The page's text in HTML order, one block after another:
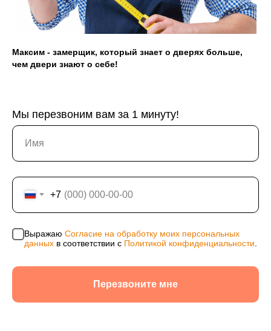
Максим - замерщик, который знает о дверях больше,
чем двери знают о себе!
Мы перезвоним вам за 1 минуту!
+7
Выражаю Согласие на обработку моих персональных
данных в соответствии с Политикой конфиденциальности
Перезвоните мне
Юридическая информация: ИП Хвостов Алексей
Александрович, ИНН 244602309980, ОГРНИП
311246801200021, ОКПО 0176154523
Политика конфиденциальности
Согласие на обработку персональных данных
компании. Изображения товаров на фотографиях,
отличаться от оригиналов. Использование
правообладателя запрещено.